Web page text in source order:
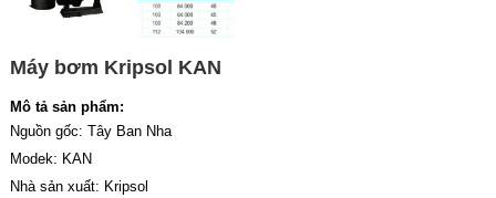
Máy bơm Kripsol KAN
Mô tả sản phẩm:
Nguồn gốc: Tây Ban Nha
Modek: KAN
Nhà sản xuất: Kripsol